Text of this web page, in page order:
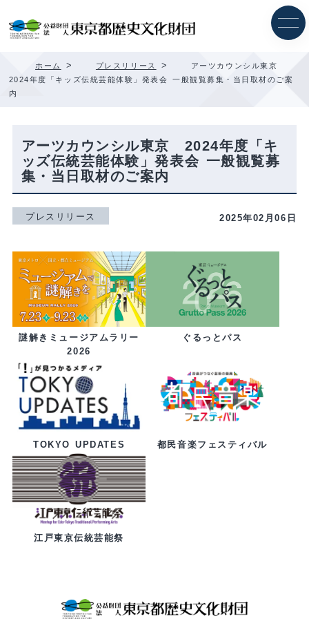
ッ
ホーム > プレスリリース >
アーツカウンシル東京
2024年度「キッズ伝統芸能体験」発表会 一般観覧募集・当日取材のご案
内
アーツカウンシル東京 2024年度「キ
ッズ伝統芸能体験」発表会 一般観覧募
集・当日取材のご案内
プレスリリース 2025年02月06日
謎解きミュージアムラリー
2026
ぐるっとパス
TOKYO UPDATES 都民音楽フェスティバル
江戸東京伝統芸能祭